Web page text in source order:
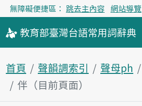
無障礙便捷區： 跳去主內容 網站導覽
教育部臺灣台語常用詞辭典
首頁 聲韻調索引 聲母ph
伴（目前頁面）